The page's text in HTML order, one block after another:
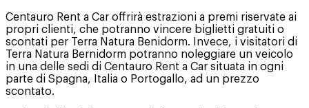
Centauro Rent a Car offrirà estrazioni a premi riservate ai
propri clienti, che potranno vincere biglietti gratuiti o
scontati per Terra Natura Benidorm. Invece, i visitatori di
Terra Natura Bernidorm potranno noleggiare un veicolo
in una delle sedi di Centauro Rent a Car situata in ogni
parte di Spagna, Italia o Portogallo, ad un prezzo
scontato.